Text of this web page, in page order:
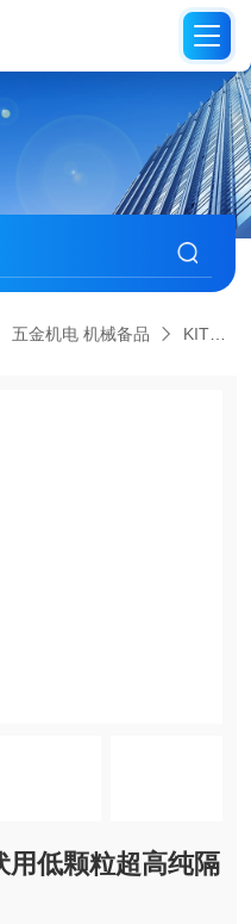
五金机电 机械备品 KITZ日本开滋
用低颗粒超高纯隔